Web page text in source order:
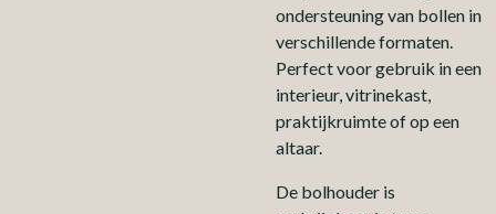
ondersteuning van bollen in
verschillende formaten.
Perfect voor gebruik in een
interieur, vitrinekast,
praktijkruimte of op een
altaar.
De bolhouder is